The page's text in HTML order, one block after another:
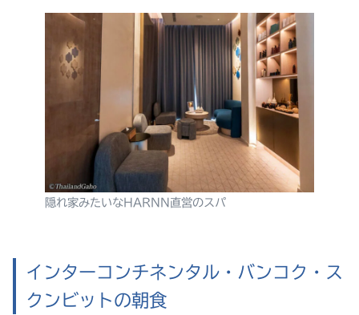
隠れ家みたいなHARNN直営のスパ
インターコンチネンタル・バンコク・ス
クンビットの朝食